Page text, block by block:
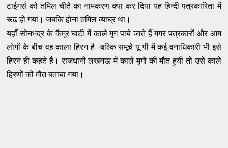
टाईगर्स को तमिल चीते का नामकरण क्या कर दिया यह हिन्दी पत्रकारिता में
रूढ़ हो गया। जबकि होना तमिल व्याघ्र था।
यहाँ सोनभद्र के कैमूर घाटी में काले मृग पाये जाते हैं मगर पत्रकारों और आम
लोगों के बीच वह काला हिरन है -बल्कि समूचे यू पी में कई वनाधिकारी भी इसे
हिरन ही कहते हैं। राजधानी लखनऊ में काले मृगों की मौत हुयी तो उसे काले
हिरणों की मौत बताया गया।